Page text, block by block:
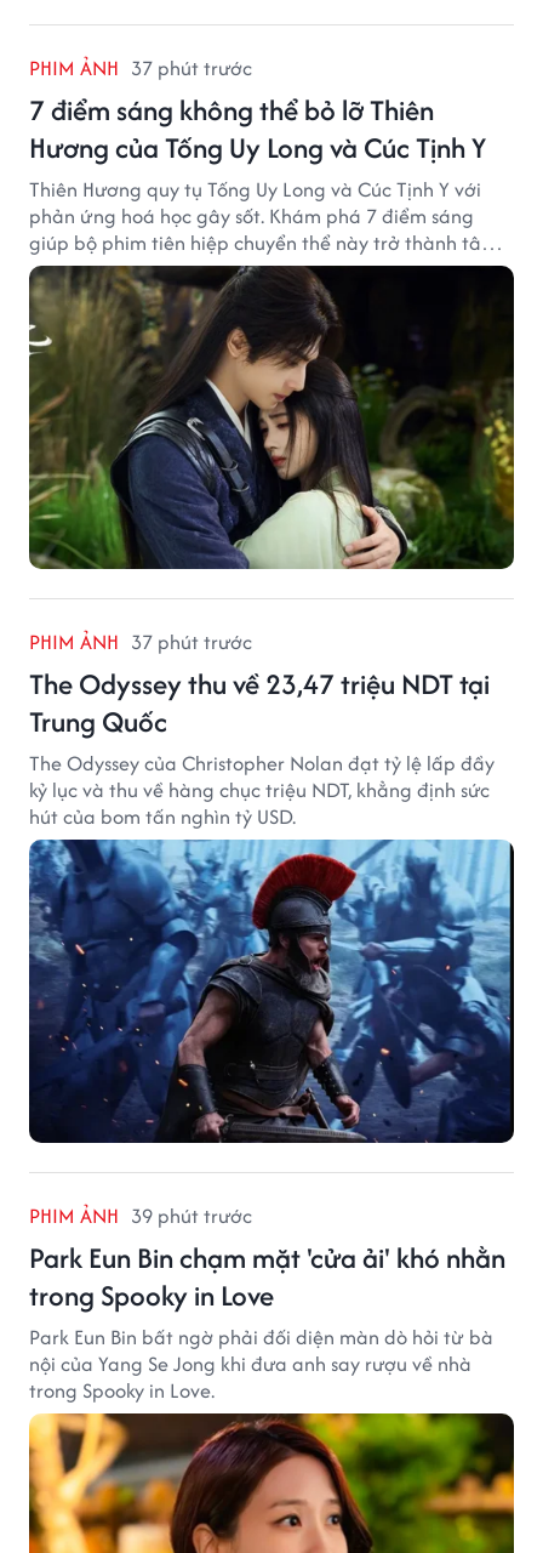
PHIM ẢNH 37 phút trước
7 điểm sáng không thể bỏ lỡ Thiên
Hương của Tống Uy Long và Cúc Tịnh Y
Thiên Hương quy tụ Tống Uy Long và Cúc Tịnh Y với
phản ứng hoá học gây sốt. Khám phá 7 điểm sáng
giúp bộ phim tiên hiệp chuyển thể này trở thành tâm
điểm chú ý.
PHIM ẢNH 37 phút trước
The Odyssey thu về 23,47 triệu NDT tại
Trung Quốc
The Odyssey của Christopher Nolan đạt tỷ lệ lấp đầy
kỷ lục và thu về hàng chục triệu NDT, khẳng định sức
hút của bom tấn nghìn tỷ USD.
PHIM ẢNH 39 phút trước
Park Eun Bin chạm mặt 'cửa ải' khó nhằn
trong Spooky in Love
Park Eun Bin bất ngờ phải đối diện màn dò hỏi từ bà
nội của Yang Se Jong khi đưa anh say rượu về nhà
trong Spooky in Love.